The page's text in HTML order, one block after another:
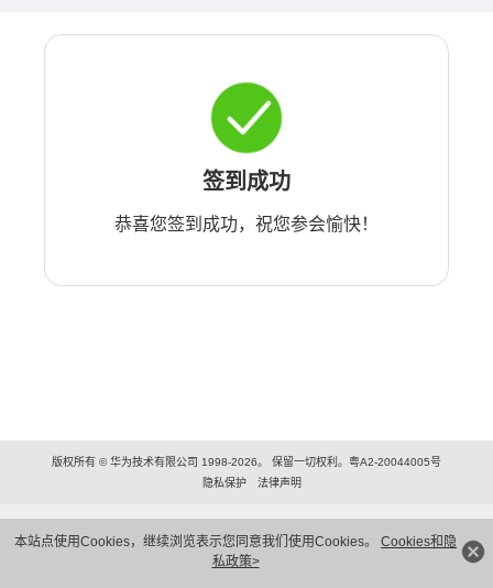
本站点使用Cookies，继续浏览表示您同意我们使用Cookies。 Cookies和隐
私政策>
签到成功
恭喜您签到成功，祝您参会愉快！
版权所有 © 华为技术有限公司 1998-2026。 保留一切权利。粤A2-20044005号
隐私保护
法律声明